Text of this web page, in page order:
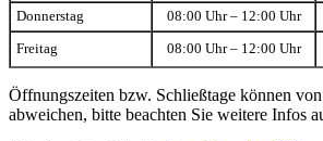
Donnerstag 08:00 Uhr – 12:00 Uhr
Freitag 08:00 Uhr – 12:00 Uhr
Öffnungszeiten bzw. Schließtage können
abweichen, bitte beachten Sie weitere Infos